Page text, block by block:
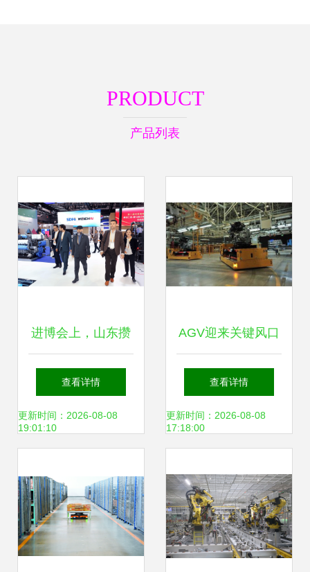
PRODUCT
产品列表
进博会上，山东攒
下的不只是订单 物
料搬运装备制造的
查看详情
更新时间：2026-08-08
19:01:10
AGV迎来关键风口
应用主场景绝不止
这五大领域与物料
查看详情
更新时间：2026-08-08
17:18:00